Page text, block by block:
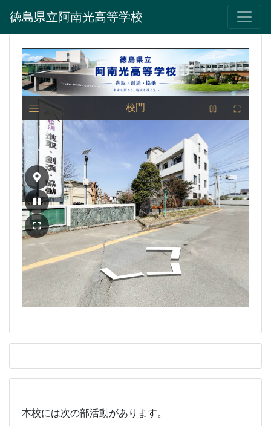
徳島県立阿南光高等学校
本校には次の部活動があります。